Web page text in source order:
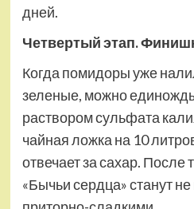
дней.
Четвертый этап.
Когда помидоры уже
зеленые, можно
раствором сульфата
чайная ложка на 10
отвечает за сахар. После
«Бычьи сердца» станут